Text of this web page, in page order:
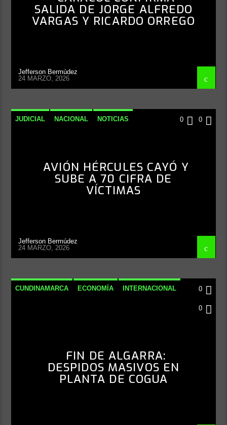
SALIDA DE JORGE ALFREDO
VARGAS Y RICARDO ORREGO
Jefferson Bermúdez
24 MARZO, 2026
JUDICIAL NACIONAL NOTICIAS 0 0
AVIÓN HÉRCULES CAYÓ Y
SUBE A 70 CIFRA DE
VÍCTIMAS
Jefferson Bermúdez
24 MARZO, 2026
CUNDINAMARCA ECONOMÍA INTERNACIONAL 0
0
FIN DE ALGARRA:
DESPIDOS MASIVOS EN
PLANTA DE COGUA